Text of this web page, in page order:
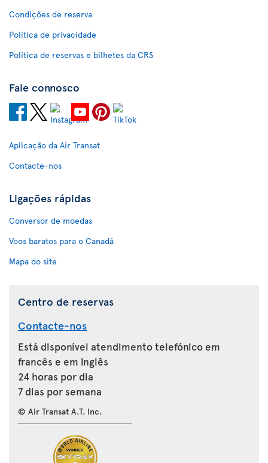
Condições de reserva
Política de privacidade
Política de reservas e bilhetes da CRS
Fale connosco
Aplicação da Air Transat
Contacte-nos
Ligações rápidas
Conversor de moedas
Voos baratos para o Canadá
Mapa do site
Centro de reservas
Contacte-nos
Está disponível atendimento telefónico em
francês e em inglês
24 horas por dia
7 dias por semana
© Air Transat A.T. Inc.